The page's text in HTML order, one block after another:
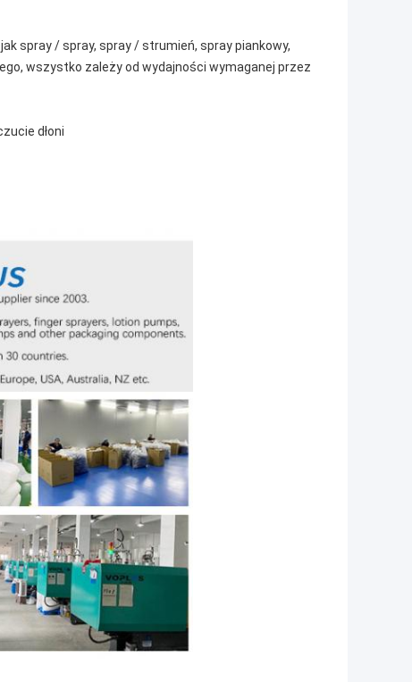
spray / spray, spray / strumień, spray piankowy,
wszystko zależy od wydajności wymaganej przez
dłoni